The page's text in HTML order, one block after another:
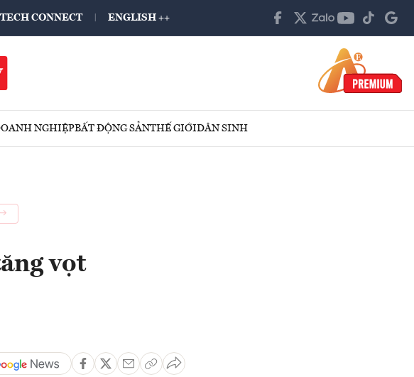
TECH CONNECT ENGLISH ++
NGHIỆPBẤT ĐỘNG SẢNTHẾ GIỚIDÂN SINH
vọt